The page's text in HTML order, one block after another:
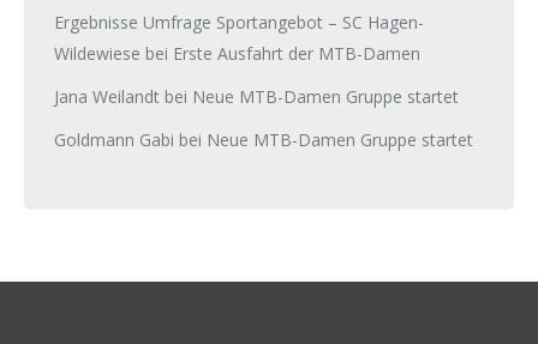
Ergebnisse Umfrage Sportangebot – SC Hagen-
Wildewiese bei Erste Ausfahrt der MTB-Damen
Jana Weilandt bei Neue MTB-Damen Gruppe startet
Goldmann Gabi bei Neue MTB-Damen Gruppe startet